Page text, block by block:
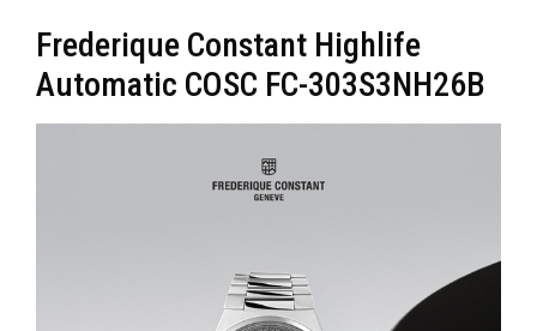
Frederique Constant Highlife
Automatic COSC FC-303S3NH26B